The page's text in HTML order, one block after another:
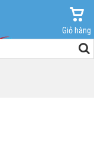
Giỏ hàng